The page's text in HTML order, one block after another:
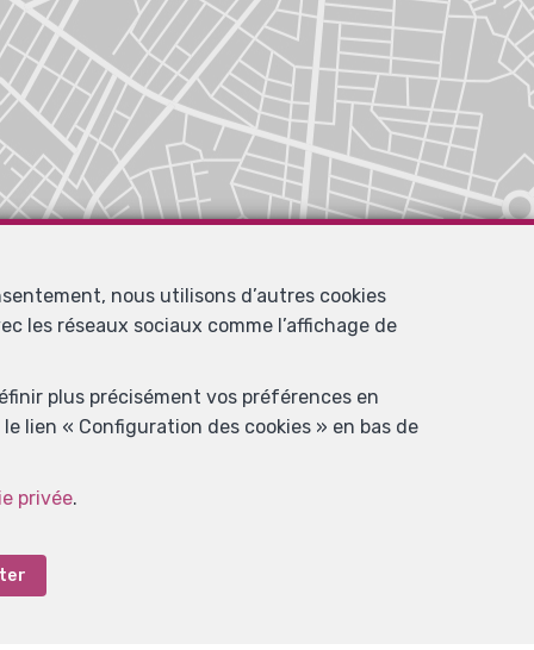
nous utilisons d’autres cookies
les réseaux sociaux comme l’affichage de
plus précisément vos préférences en
lien « Configuration des cookies » en bas de
privée.